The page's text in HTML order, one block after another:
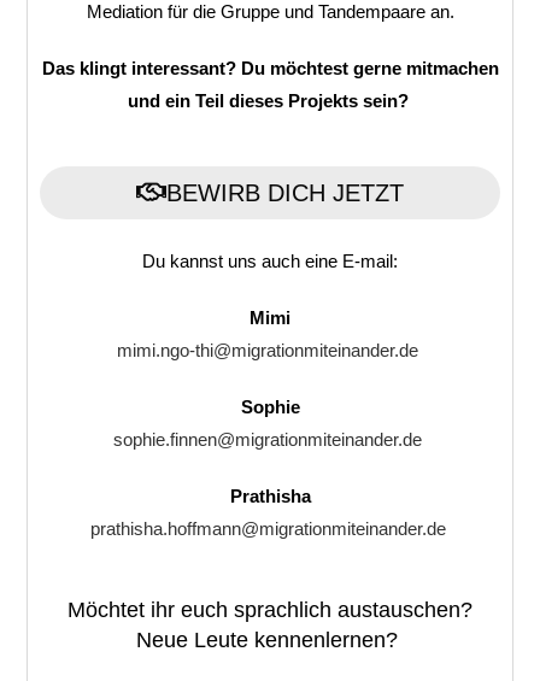
Mediation für die Gruppe und Tandempaare an.
Das klingt interessant? Du möchtest gerne mitmachen
und ein Teil dieses Projekts sein?
BEWIRB DICH JETZT
Du kannst uns auch eine E-mail:
Mimi
mimi.ngo-thi@migrationmiteinander.de
Sophie
sophie.finnen@migrationmiteinander.de
Prathisha
prathisha.hoffmann@migrationmiteinander.de
Möchtet ihr euch sprachlich austauschen?
Neue Leute kennenlernen?